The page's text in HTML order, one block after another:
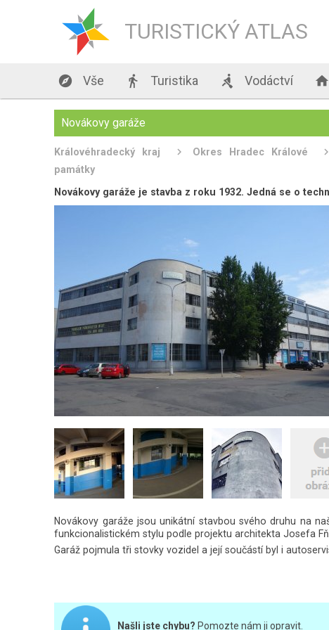
TURISTICKÝ ATLAS
 Vše  Turistika  Vodáctví 
Novákovy garáže
Královéhradecký kraj Okres Hradec Králové
památky
Novákovy garáže je stavba z roku 1932. Jedná se o
Novákovy garáže jsou unikátní stavbou svého druhu na
funkcionalistickém stylu podle projektu architekta Josefa
Garáž pojmula tři stovky vozidel a její součástí byl i
Našli jste chybu? Pomozte nám ji opravit.